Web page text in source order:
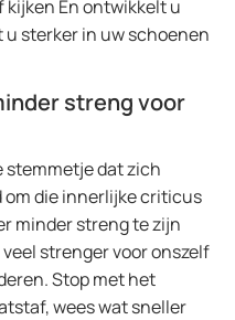
kijken En ontwikkelt u
sterker in uw schoenen
streng voor
stemmetje dat zich
om die innerlijke criticus
minder streng te zijn
strenger voor onszelf
Stop met het
wees wat sneller